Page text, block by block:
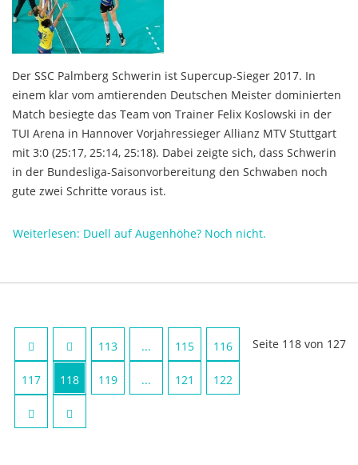
Der SSC Palmberg Schwerin ist Supercup-Sieger 2017. In
einem klar vom amtierenden Deutschen Meister dominierten
Match besiegte das Team von Trainer Felix Koslowski in der
TUI Arena in Hannover Vorjahressieger Allianz MTV Stuttgart
mit 3:0 (25:17, 25:14, 25:18). Dabei zeigte sich, dass Schwerin
in der Bundesliga-Saisonvorbereitung den Schwaben noch
gute zwei Schritte voraus ist.
Weiterlesen: Duell auf Augenhöhe? Noch nicht.
Seite 118 von 127
113 ... 115 116
117 118 119 ... 121 122